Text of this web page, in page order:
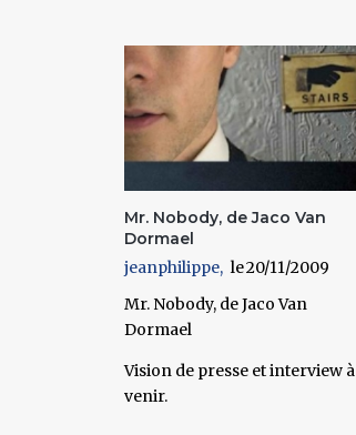
Mr. Nobody, de Jaco Van
Dormael
jeanphilippe
20/11/2009
Mr. Nobody, de Jaco Van
Dormael
Vision de presse et interview à
venir.